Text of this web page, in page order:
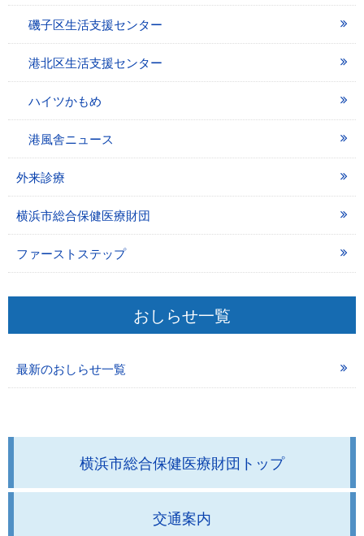
磯子区生活支援センター
港北区生活支援センター
ハイツかもめ
港風舎ニュース
外来診療
横浜市総合保健医療財団
ファーストステップ
おしらせ一覧
最新のおしらせ一覧
横浜市総合保健医療財団トップ
交通案内